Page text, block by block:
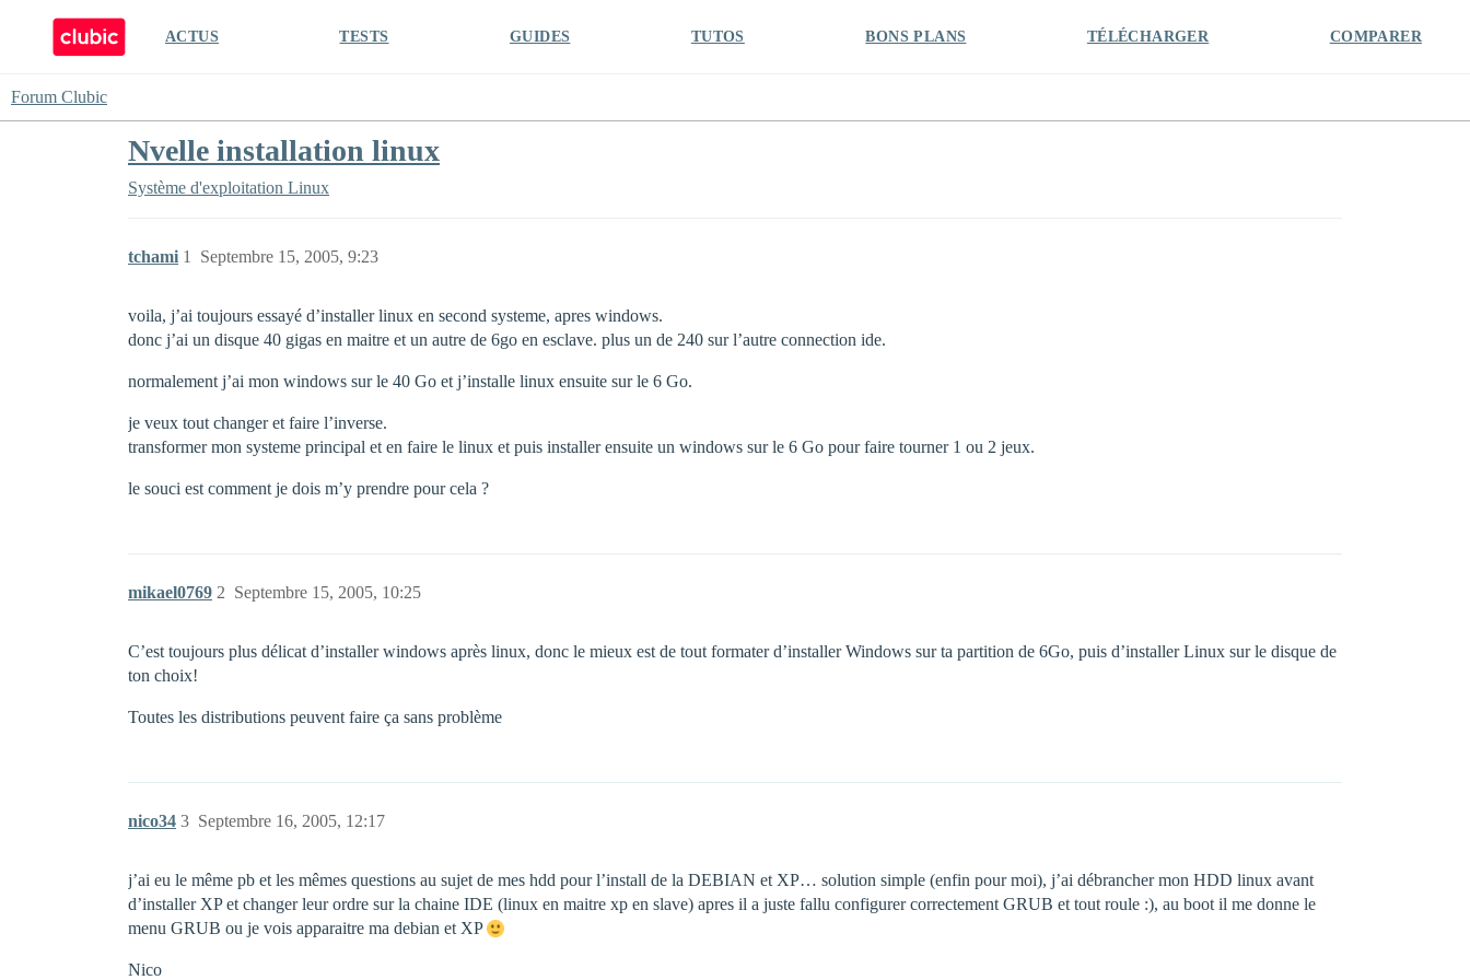
ACTUS TESTS GUIDES TUTOS BONS PLANS TÉLÉCHARGER COMPARER
Forum Clubic
Nvelle installation linux
Système d'exploitation Linux
tchami Septembre 15, 2005, 9:23
1
voila, j’ai toujours essayé d’installer linux en second systeme, apres windows.
donc j’ai un disque 40 gigas en maitre et un autre de 6go en esclave. plus un de 240 sur l’autre connection ide.
normalement j’ai mon windows sur le 40 Go et j’installe linux ensuite sur le 6 Go.
je veux tout changer et faire l’inverse.
transformer mon systeme principal et en faire le linux et puis installer ensuite un windows sur le 6 Go pour faire tourner 1 ou 2 jeux.
le souci est comment je dois m’y prendre pour cela ?
mikael0769 Septembre 15, 2005, 10:25
2
C’est toujours plus délicat d’installer windows après linux, donc le mieux est de tout formater d’installer Windows sur ta partition de 6Go, puis d’installer Linux sur le disque de
ton choix!
Toutes les distributions peuvent faire ça sans problème
nico34 Septembre 16, 2005, 12:17
3
j’ai eu le même pb et les mêmes questions au sujet de mes hdd pour l’install de la DEBIAN et XP… solution simple (enfin pour moi), j’ai débrancher mon HDD linux avant
d’installer XP et changer leur ordre sur la chaine IDE (linux en maitre xp en slave) apres il a juste fallu configurer correctement GRUB et tout roule :), au boot il me donne le
menu GRUB ou je vois apparaitre ma debian et XP
Nico